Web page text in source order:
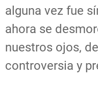
alguna vez fue
ahora se
nuestros ojos,
controversia y